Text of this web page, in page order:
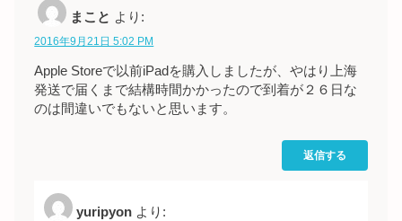
まこと より:
2016年9月21日 5:02 PM
Apple Storeで以前iPadを購入しましたが、やはり上海
発送で届くまで結構時間かかったので到着が２６日な
のは間違いでもないと思います。
返信する
yuripyon より: